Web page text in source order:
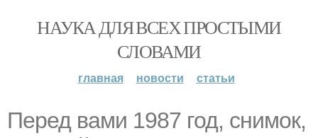
НАУКА ДЛЯ ВСЕХ ПРОСТЫМИ
СЛОВАМИ
главная новости статьи
Перед вами 1987 год, снимок,